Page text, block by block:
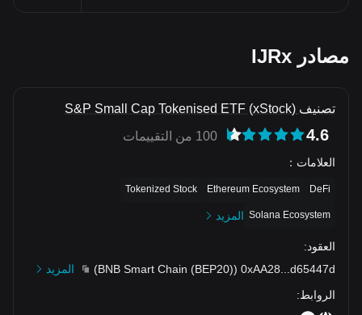
مصادر IJRx
تصنيف S&P Small Cap Tokenised ETF (xStock)
4.6 100 من التقييمات
العلامات ：
DeFi
Ethereum Ecosystem
Tokenized Stock
Solana Ecosystem المزيد
العقود:
0xAA28
d65447d
(
BNB Smart Chain (BEP20)
)
المزيد
الروابط: